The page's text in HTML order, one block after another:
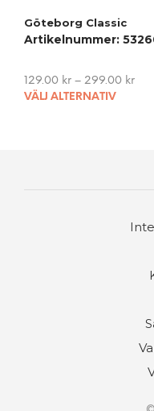
Göteborg Classic
Artikelnummer:
129.00 kr – 299.00 kr
VÄLJ ALTERNATIV